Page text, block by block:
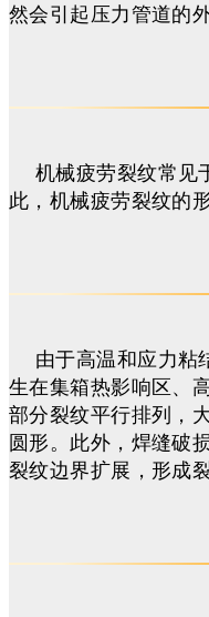
然会引起压力管道的
机械疲劳裂纹常见
此，机械疲劳裂纹的
由于高温和应力粘
生在集箱热影响区、
部分裂纹平行排列，
圆形。此外，焊缝破
裂纹边界扩展，形成裂